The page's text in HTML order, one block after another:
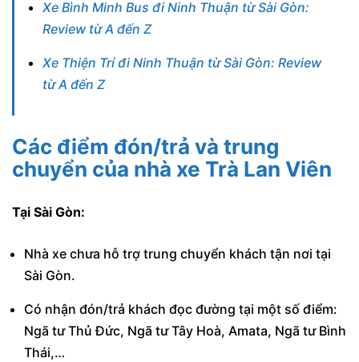
Xe Bình Minh Bus đi Ninh Thuận từ Sài Gòn:
Review từ A đến Z
Xe Thiện Trí đi Ninh Thuận từ Sài Gòn: Review
từ A đến Z
Các điểm đón/trả và trung
chuyển của nhà xe Trà Lan Viên
Tại Sài Gòn:
Nhà xe chưa hỗ trợ trung chuyển khách tận nơi tại
Sài Gòn.
Có nhận đón/trả khách đọc đường tại một số điểm:
Ngã tư Thủ Đức, Ngã tư Tây Hoà, Amata, Ngã tư Bình
Thái,…